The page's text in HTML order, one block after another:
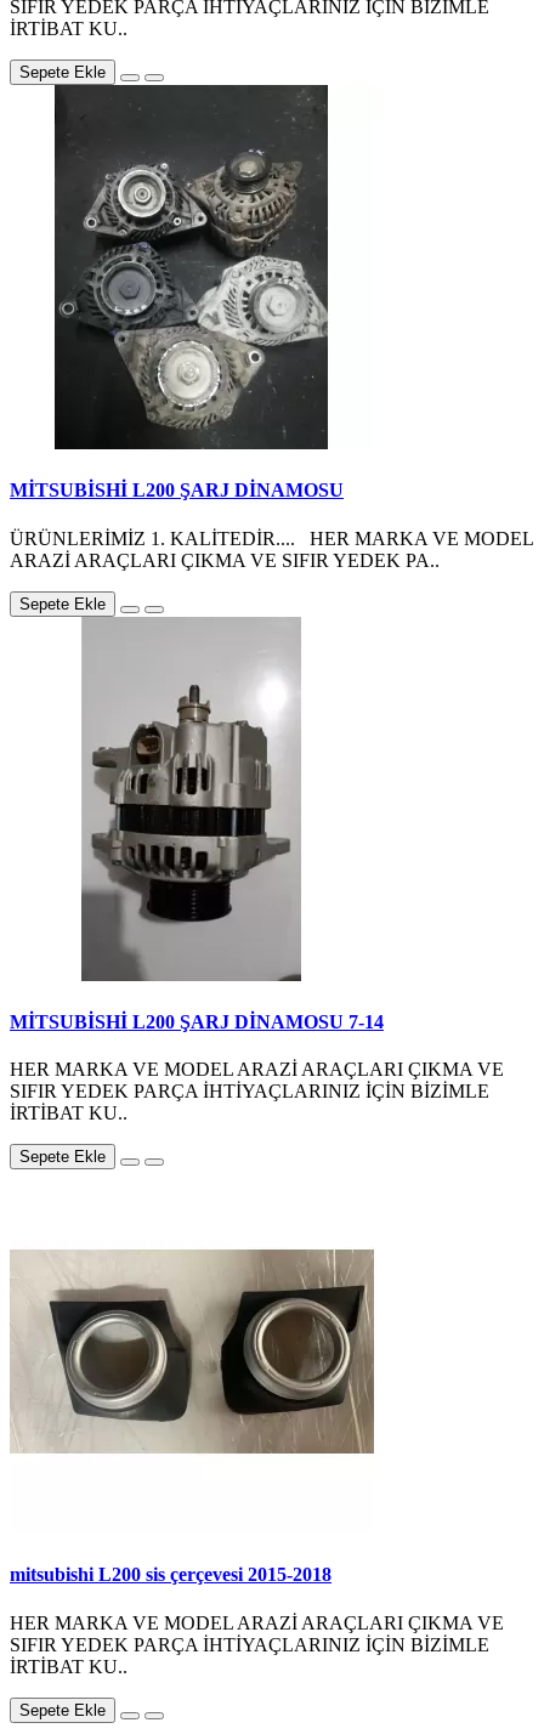
SIFIR YEDEK PARÇA İHTİYAÇLARINIZ İÇİN BİZİMLE
İRTİBAT KU..
Sepete Ekle
MİTSUBİSHİ L200 ŞARJ DİNAMOSU
ÜRÜNLERİMİZ 1. KALİTEDİR.... HER MARKA VE MODEL
ARAZİ ARAÇLARI ÇIKMA VE SIFIR YEDEK PA..
Sepete Ekle
MİTSUBİSHİ L200 ŞARJ DİNAMOSU 7-14
HER MARKA VE MODEL ARAZİ ARAÇLARI ÇIKMA VE
SIFIR YEDEK PARÇA İHTİYAÇLARINIZ İÇİN BİZİMLE
İRTİBAT KU..
Sepete Ekle
mitsubishi L200 sis çerçevesi 2015-2018
HER MARKA VE MODEL ARAZİ ARAÇLARI ÇIKMA VE
SIFIR YEDEK PARÇA İHTİYAÇLARINIZ İÇİN BİZİMLE
İRTİBAT KU..
Sepete Ekle